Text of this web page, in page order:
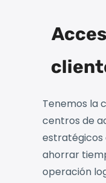
Tenemos la
centros de
estratégicos
ahorrar
operación